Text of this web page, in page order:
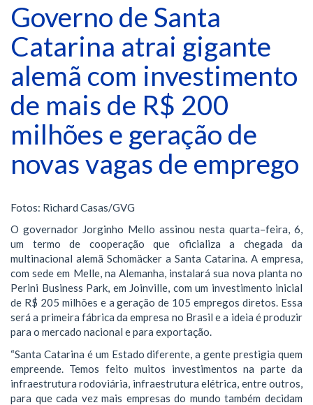
Governo de Santa
Catarina atrai gigante
alemã com investimento
de mais de R$ 200
milhões e geração de
novas vagas de emprego
Fotos: Richard Casas/GVG
O governador Jorginho Mello assinou nesta quarta–feira, 6,
um termo de cooperação que oficializa a chegada da
multinacional alemã Schomäcker a Santa Catarina. A empresa,
com sede em Melle, na Alemanha, instalará sua nova planta no
Perini Business Park, em Joinville, com um investimento inicial
de R$ 205 milhões e a geração de 105 empregos diretos. Essa
será a primeira fábrica da empresa no Brasil e a ideia é produzir
para o mercado nacional e para exportação.
“Santa Catarina é um Estado diferente, a gente prestigia quem
empreende. Temos feito muitos investimentos na parte da
infraestrutura rodoviária, infraestrutura elétrica, entre outros,
para que cada vez mais empresas do mundo também decidam